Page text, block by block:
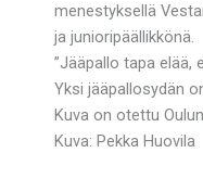
menestyksellä
ja junioripäällikkönä.
”Jääpallo tapa elää,
Yksi jääpallosydän
Kuva on otettu
Kuva: Pekka Huovila